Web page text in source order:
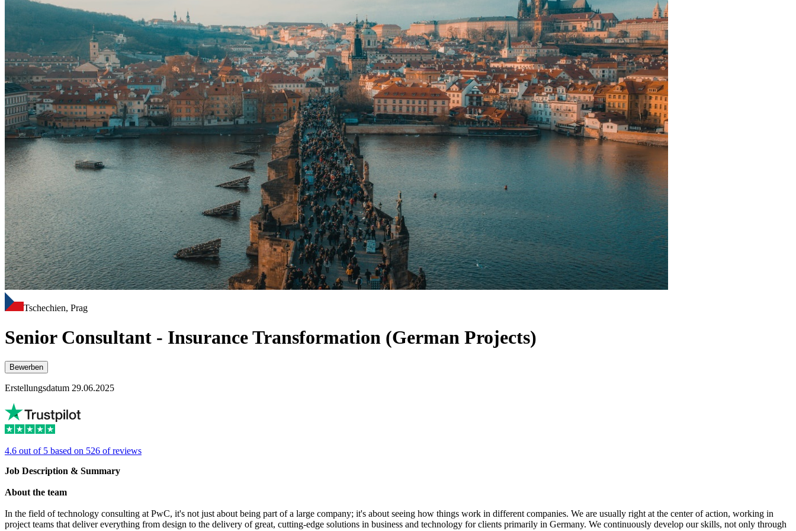
Tschechien, Prag
Senior Consultant - Insurance Transformation (German Projects)
Bewerben
Erstellungsdatum 29.06.2025
4.6 out of 5 based on 526 of reviews
Job Description & Summary
About the team
In the field of technology consulting at PwC, it's not just about being part of a large company; it's about seeing how things work in different companies. We are usually right at the center of action, working in
project teams that deliver everything from design to the delivery of great, cutting-edge solutions in business and technology for clients primarily in Germany. We continuously develop our skills, not only through